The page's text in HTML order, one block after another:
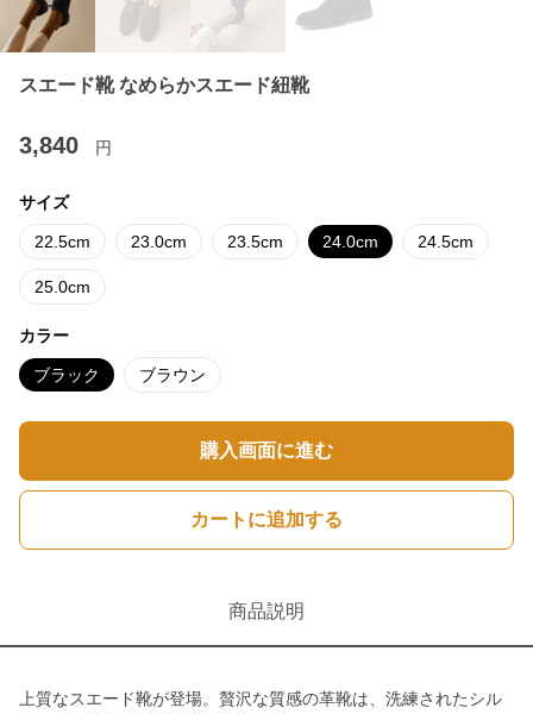
スエード靴 なめらかスエード紐靴
3,840 円
サイズ
22.5cm 23.0cm 23.5cm 24.0cm 24.5cm
25.0cm
カラー
ブラック ブラウン
購入画面に進む
カートに追加する
商品説明
上質なスエード靴が登場。贅沢な質感の革靴は、洗練されたシル